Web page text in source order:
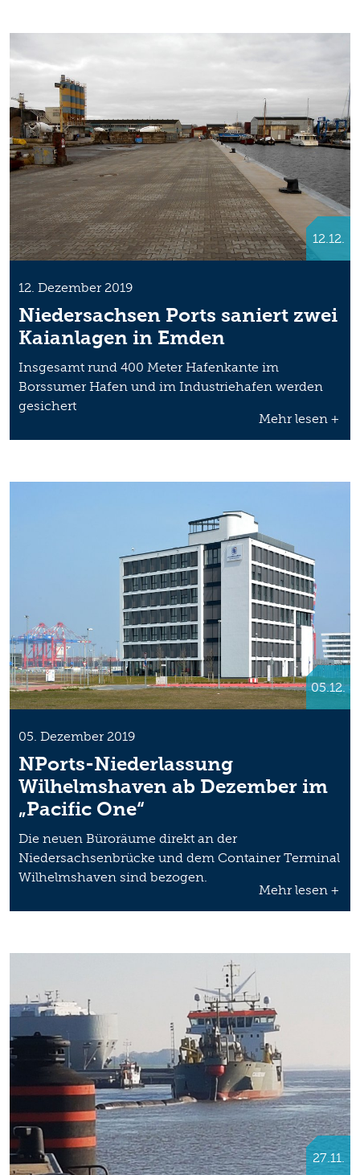
12.12.
12. Dezember 2019
Niedersachsen Ports saniert zwei
Kaianlagen in Emden
Insgesamt rund 400 Meter Hafenkante im
Borssumer Hafen und im Industriehafen werden
gesichert
Mehr lesen +
05.12.
05. Dezember 2019
NPorts-Niederlassung
Wilhelmshaven ab Dezember im
„Pacific One“
Die neuen Büroräume direkt an der
Niedersachsenbrücke und dem Container Terminal
Wilhelmshaven sind bezogen.
Mehr lesen +
27.11.